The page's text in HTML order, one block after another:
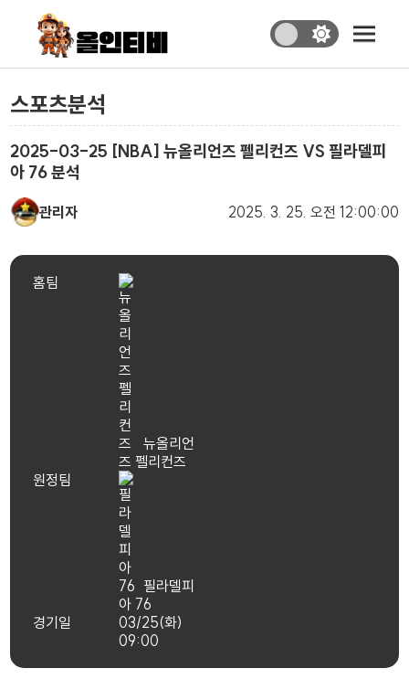
스포츠분석
2025-03-25 [NBA] 뉴올리언즈 펠리컨즈 VS 필라델피
아 76 분석
관리자 2025. 3. 25. 오전 12:00:00
홈팀
뉴올리언
즈 펠리컨즈
원정팀
필라델피
아 76
경기일
03/25(화)
09:00